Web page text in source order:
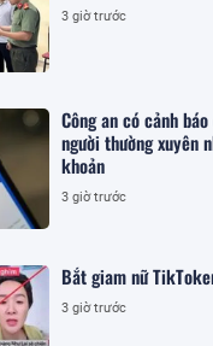
3 giờ trước
Công an có cảnh
người thường xuyên
khoản
3 giờ trước
Bắt giam nữ
3 giờ trước